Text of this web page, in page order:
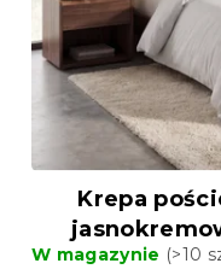
Krepa
W magazynie (>10